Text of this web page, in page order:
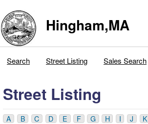
Hingham,MA
Search Street Listing Sales Search
Street Listing
A B C D E F G H I J K